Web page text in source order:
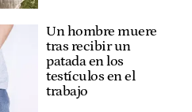
Un hombre muere
tras recibir un
patada en los
testículos en el
trabajo